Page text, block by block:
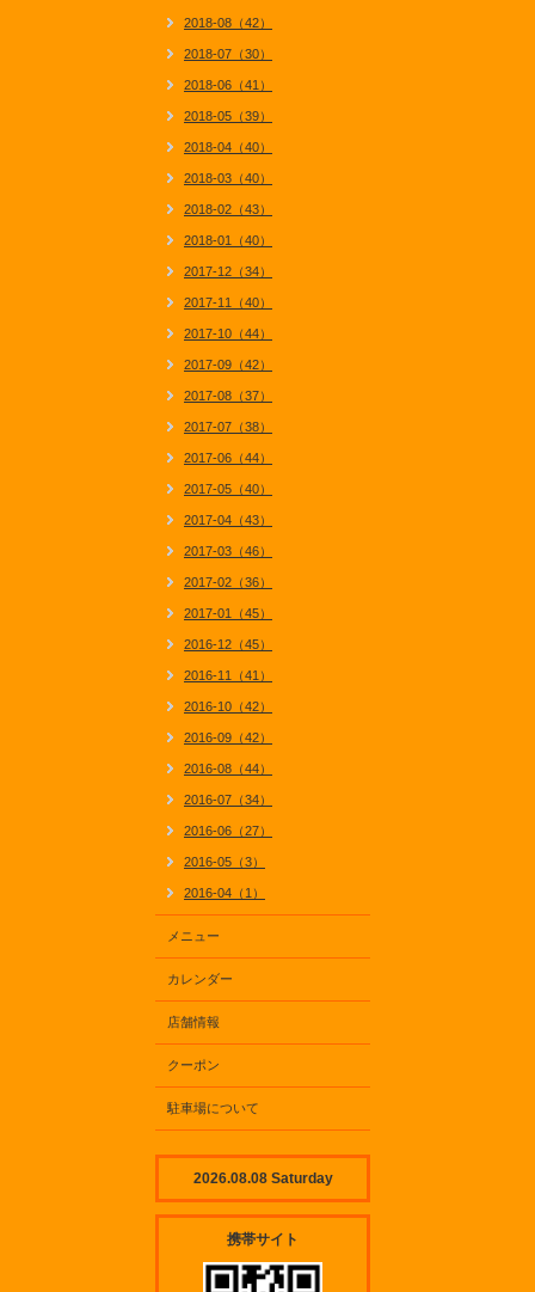
2018-08（42）
2018-07（30）
2018-06（41）
2018-05（39）
2018-04（40）
2018-03（40）
2018-02（43）
2018-01（40）
2017-12（34）
2017-11（40）
2017-10（44）
2017-09（42）
2017-08（37）
2017-07（38）
2017-06（44）
2017-05（40）
2017-04（43）
2017-03（46）
2017-02（36）
2017-01（45）
2016-12（45）
2016-11（41）
2016-10（42）
2016-09（42）
2016-08（44）
2016-07（34）
2016-06（27）
2016-05（3）
2016-04（1）
メニュー
カレンダー
店舗情報
クーポン
駐車場について
2026.08.08 Saturday
携帯サイト